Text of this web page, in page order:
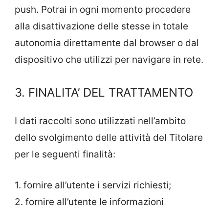
push. Potrai in ogni momento procedere
alla disattivazione delle stesse in totale
autonomia direttamente dal browser o dal
dispositivo che utilizzi per navigare in rete.
3. FINALITA’ DEL TRATTAMENTO
I dati raccolti sono utilizzati nell’ambito
dello svolgimento delle attività del Titolare
per le seguenti finalità:
1. fornire all’utente i servizi richiesti;
2. fornire all’utente le informazioni